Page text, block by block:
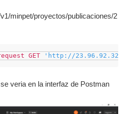
minpet/proyectos/publicaciones/2
GET 'http://23.96.92.32/
veria en la interfaz de Postman